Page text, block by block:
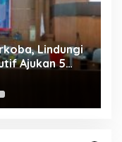
Lindungi
Ajukan 5